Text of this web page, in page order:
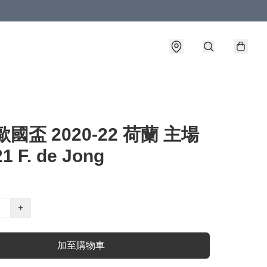
國盃 2020-22 荷蘭 主場
F. de Jong
+
加至購物車